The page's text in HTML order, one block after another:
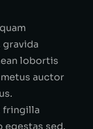
lobortis
auctor
fringilla